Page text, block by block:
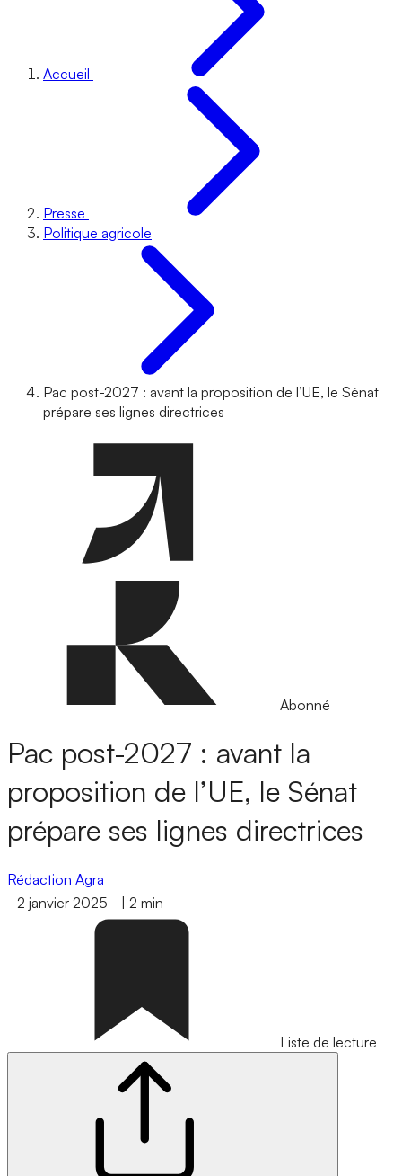
Accueil
Presse
Politique agricole
Pac post-2027 : avant la proposition de l’UE, le Sénat
prépare ses lignes directrices
Abonné
Pac post-2027 : avant la
proposition de l’UE, le Sénat
prépare ses lignes directrices
Rédaction Agra
- 2 janvier 2025 - 2 min
Liste de lecture